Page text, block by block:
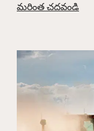
మరింత చదవండి